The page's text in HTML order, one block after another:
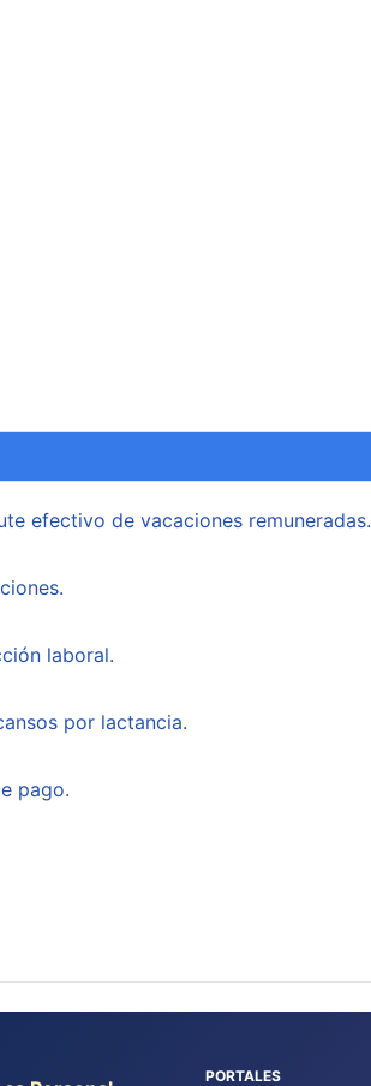
efectivo de vacaciones remuneradas.
laboral.
por lactancia.
pago.
PORTALES